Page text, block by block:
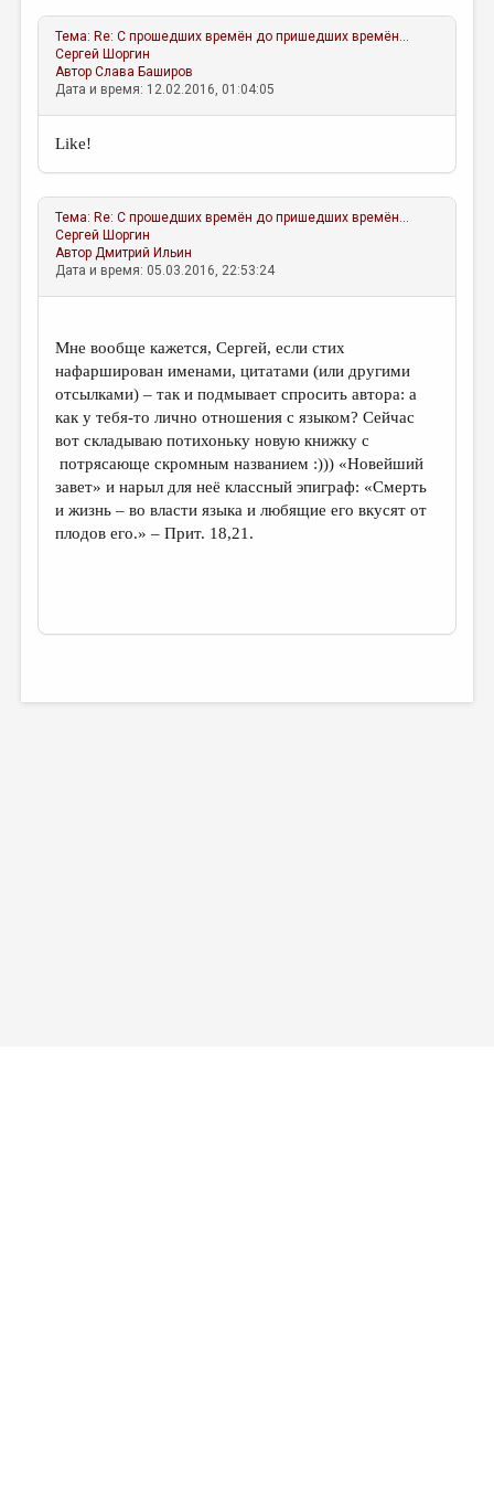
Тема: Re: С прошедших времён до пришедших времён...
Сергей Шоргин
АвторСлава Баширов
Дата и время: 12.02.2016, 01:04:05
Like!
Тема: Re: С прошедших времён до пришедших времён...
Сергей Шоргин
АвторДмитрий Ильин
Дата и время: 05.03.2016, 22:53:24
Мне вообще кажется, Сергей, если стих
нафарширован именами, цитатами (или другими
отсылками) – так и подмывает спросить автора: а
как у тебя-то лично отношения с языком? Сейчас
вот складываю потихоньку новую книжку с
потрясающе скромным названием :))) «Новейший
завет» и нарыл для неё классный эпиграф: «Смерть
и жизнь – во власти языка и любящие его вкусят от
плодов его.» – Прит. 18,21.